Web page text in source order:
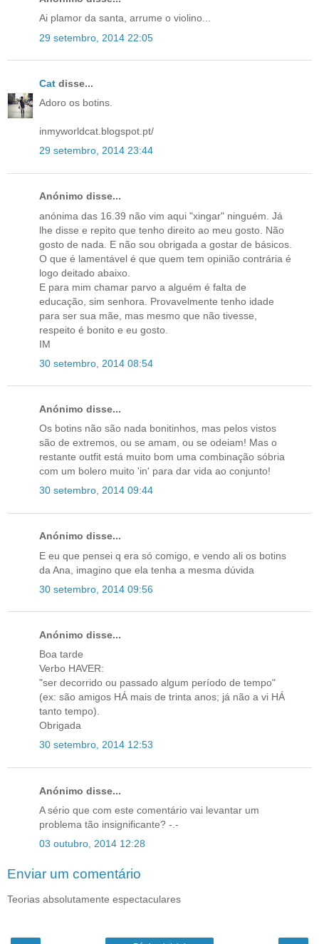
Ai plamor da santa, arrume o violino...
29 setembro, 2014 22:05
Cat disse...
Adoro os botins.
inmyworldcat.blogspot.pt/
29 setembro, 2014 23:44
Anónimo disse...
anónima das 16.39 não vim aqui "xingar" ninguém. Já
lhe disse e repito que tenho direito ao meu gosto. Não
gosto de nada. E não sou obrigada a gostar de básicos.
O que é lamentável é que quem tem opinião contrária é
logo deitado abaixo.
E para mim chamar parvo a alguém é falta de
educação, sim senhora. Provavelmente tenho idade
para ser sua mãe, mas mesmo que não tivesse,
respeito é bonito e eu gosto.
IM
30 setembro, 2014 08:54
Anónimo disse...
Os botins não são nada bonitinhos, mas pelos vistos
são de extremos, ou se amam, ou se odeiam! Mas o
restante outfit está muito bom uma combinação sóbria
com um bolero muito 'in' para dar vida ao conjunto!
30 setembro, 2014 09:44
Anónimo disse...
E eu que pensei q era só comigo, e vendo ali os botins
da Ana, imagino que ela tenha a mesma dúvida
30 setembro, 2014 09:56
Anónimo disse...
Boa tarde
Verbo HAVER:
"ser decorrido ou passado algum período de tempo"
(ex: são amigos HÁ mais de trinta anos; já não a vi HÁ
tanto tempo).
Obrigada
30 setembro, 2014 12:53
Anónimo disse...
A sério que com este comentário vai levantar um
problema tão insignificante? -.-
03 outubro, 2014 12:28
Enviar um comentário
Teorias absolutamente espectaculares